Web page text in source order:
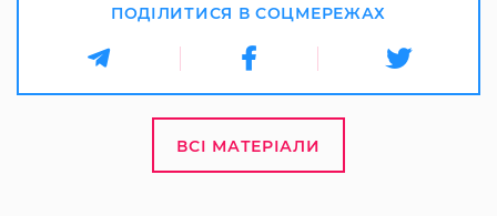
ПОДІЛИТИСЯ В СОЦМЕРЕЖАХ
ВСІ МАТЕРІАЛИ